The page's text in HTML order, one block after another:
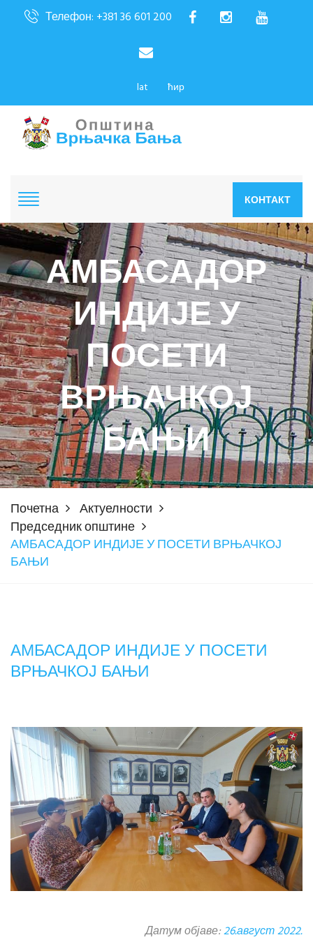
Телефон: +381 36 601 200
lat ћир
КОНТАКТ
АМБАСАДОР
ИНДИЈЕ У
ПОСЕТИ
ВРЊАЧКОЈ
БАЊИ
Почетна
Актуелности
Председник општине
АМБАСАДОР ИНДИЈЕ У ПОСЕТИ ВРЊАЧКОЈ
БАЊИ
АМБАСАДОР ИНДИЈЕ У ПОСЕТИ
ВРЊАЧКОЈ БАЊИ
Датум објаве:26.август 2022.